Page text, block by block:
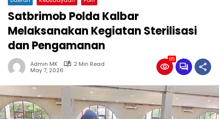
Satbrimob Polda Kalbar
Melaksanakan Kegiatan Sterilisasi
dan Pengamanan
Admin MK
2 Min Read
May 7, 2026
85